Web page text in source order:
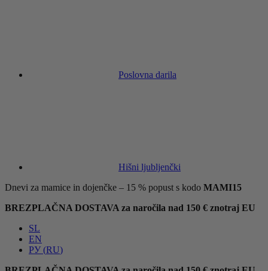
Poslovna darila
Hišni ljubljenčki
Dnevi za mamice in dojenčke – 15 % popust s kodo MAMI15
BREZPLAČNA DOSTAVA za naročila nad 150 € znotraj EU
SL
EN
РУ (RU)